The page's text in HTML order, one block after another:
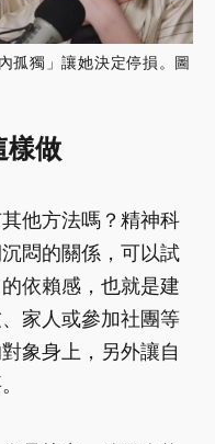
孤獨」讓她決定停損。圖
樣做
他方法嗎？精神科
悶的關係，可以試
依賴感，也就是建
家人或參加社團等
象身上，另外讓自